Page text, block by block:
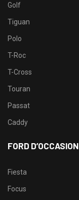
Golf
Tiguan
Polo
T-Roc
T-Cross
Touran
Passat
Caddy
FORD D’OCCASION
Fiesta
Focus